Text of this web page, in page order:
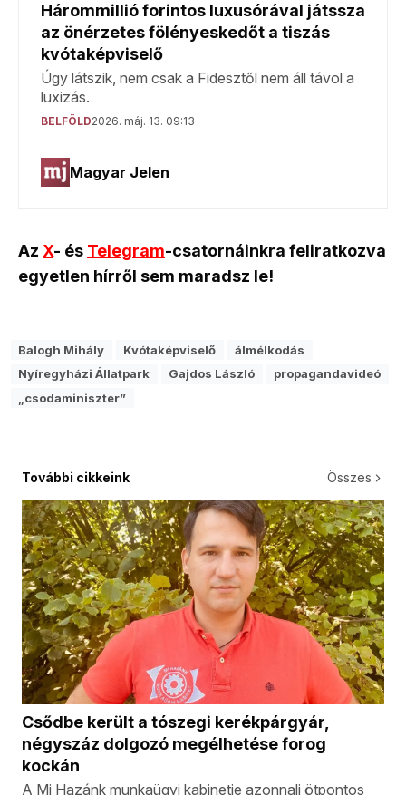
Az X- és Telegram-csatornáinkra feliratkozva
egyetlen hírről sem maradsz le!
Balogh Mihály Kvótaképviselő
álmélkodás
Nyíregyházi Állatpark
Gajdos László
propagandavideó
„csodaminiszter”
További cikkeink Összes
Csődbe került a tószegi kerékpárgyár,
négyszáz dolgozó megélhetése forog
kockán
A Mi Hazánk munkaügyi kabinetje azonnali ötpontos